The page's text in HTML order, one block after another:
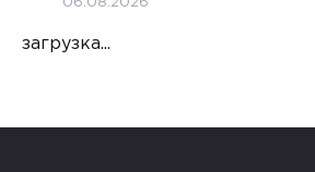
06.08.2026
загрузка...